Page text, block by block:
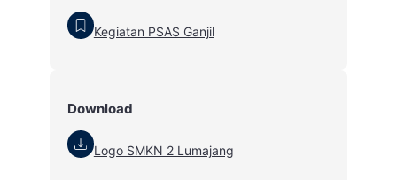
Kegiatan PSAS Ganjil
Download
Logo SMKN 2 Lumajang